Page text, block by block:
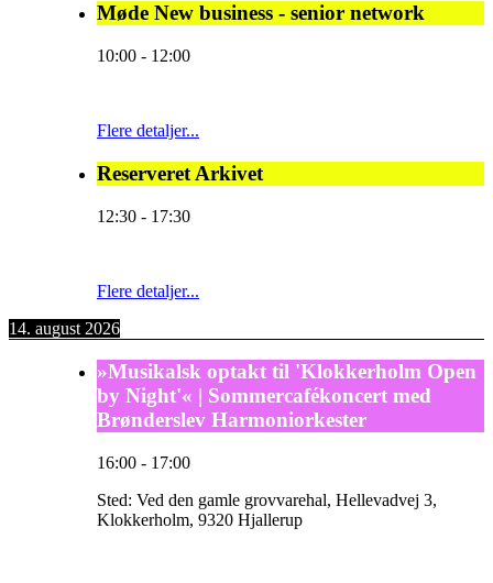
Møde New business - senior network
10:00 - 12:00
Flere detaljer...
Reserveret Arkivet
12:30 - 17:30
Flere detaljer...
14. august 2026
»Musikalsk optakt til 'Klokkerholm Open
by Night'« | Sommercafékoncert med
Brønderslev Harmoniorkester
16:00 - 17:00
Sted: Ved den gamle grovvarehal, Hellevadvej 3,
Klokkerholm, 9320 Hjallerup